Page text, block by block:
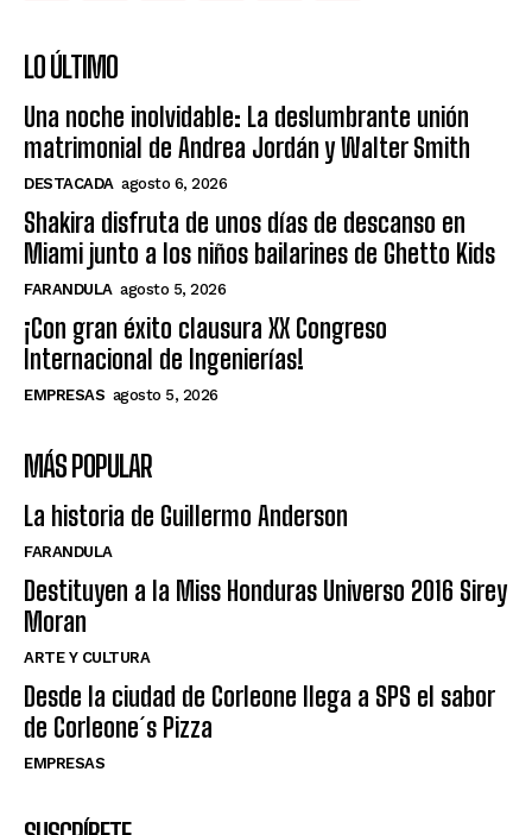
LO ÚLTIMO
Una noche inolvidable: La deslumbrante unión
matrimonial de Andrea Jordán y Walter Smith
DESTACADA agosto 6, 2026
Shakira disfruta de unos días de descanso en
Miami junto a los niños bailarines de Ghetto Kids
FARANDULA agosto 5, 2026
¡Con gran éxito clausura XX Congreso
Internacional de Ingenierías!
EMPRESAS agosto 5, 2026
MÁS POPULAR
La historia de Guillermo Anderson
FARANDULA
Destituyen a la Miss Honduras Universo 2016 Sirey
Moran
ARTE Y CULTURA
Desde la ciudad de Corleone llega a SPS el sabor
de Corleone´s Pizza
EMPRESAS